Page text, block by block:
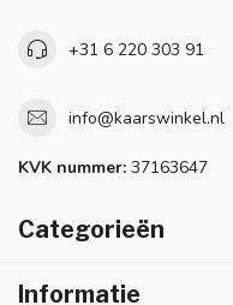
+31 6 220 303 91
info@kaarswinkel.nl
KVK nummer: 37163647
Categorieën
Informatie